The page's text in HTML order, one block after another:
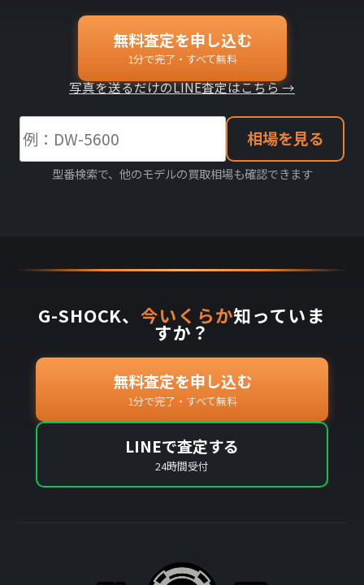
無料査定を申し込む
1分で完了・すべて無料
写真を送るだけのLINE査定はこちら →
相場を見る
型番検索で、他のモデルの買取相場も確認できます
G-SHOCK、今いくらか知っていま
すか？
無料査定を申し込む
1分で完了・すべて無料
LINEで査定する
24時間受付